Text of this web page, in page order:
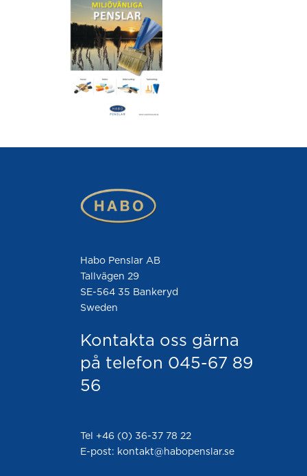
Habo Penslar AB
Tallvägen 29
SE-564 35 Bankeryd
Sweden
Kontakta oss gärna
på telefon 045-67 89
56
Tel +46 (0) 36-37 78 22
E-post: kontakt@habopenslar.se